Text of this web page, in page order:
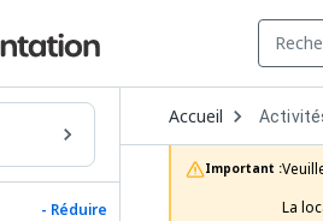
- Réduire
Accueil Open
to
choose
product
Important :
La